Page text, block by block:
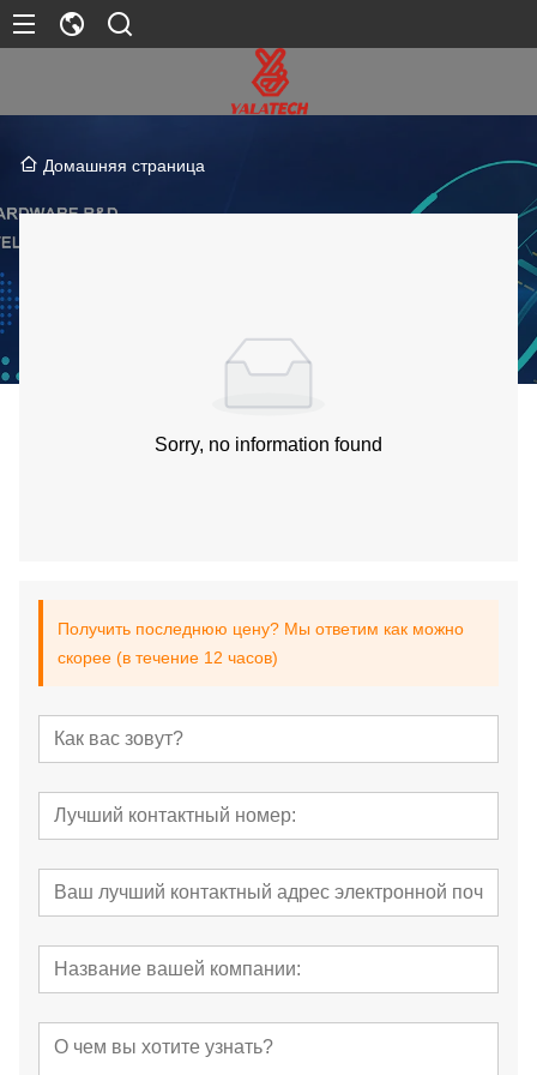
Домашняя страница
Sorry, no information found
Получить последнюю цену? Мы ответим как можно
скорее (в течение 12 часов)